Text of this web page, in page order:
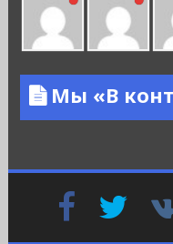
Мы «В
Facebook